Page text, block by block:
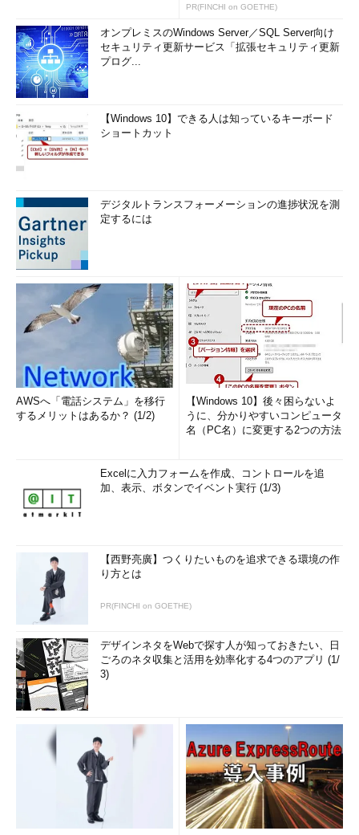
PR(FINCHI on GOETHE)
オンプレミスのWindows Server／SQL Server向け
セキュリティ更新サービス「拡張セキュリティ更新
プログ...
【Windows 10】できる人は知っているキーボード
ショートカット
デジタルトランスフォーメーションの進捗状況を測
定するには
AWSへ「電話システム」を移行
するメリットはあるか？ (1/2)
【Windows 10】後々困らないよ
うに、分かりやすいコンピュータ
名（PC名）に変更する2つの方法
Excelに入力フォームを作成、コントロールを追
加、表示、ボタンでイベント実行 (1/3)
【西野亮廣】つくりたいものを追求できる環境の作
り方とは
PR(FINCHI on GOETHE)
デザインネタをWebで探す人が知っておきたい、日
ごろのネタ収集と活用を効率化する4つのアプリ (1/
3)